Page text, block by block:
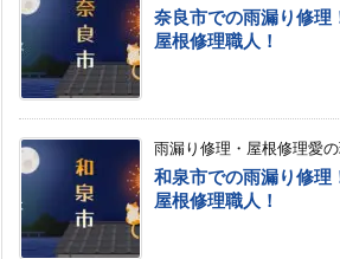
奈良市での雨漏り修理
屋根修理職人！
雨漏り修理・屋根修理愛
和泉市での雨漏り修理
屋根修理職人！